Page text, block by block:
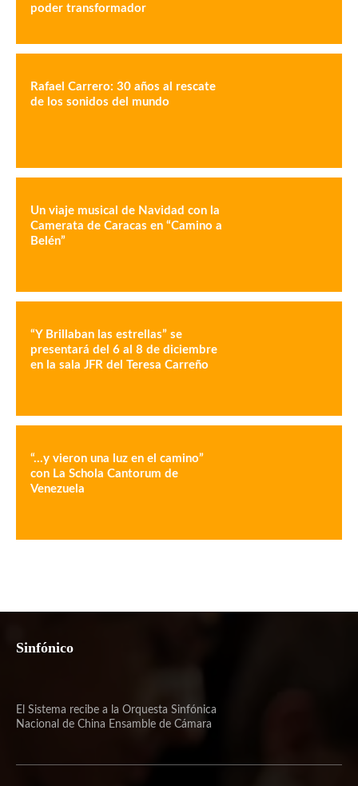
poder transformador
Rafael Carrero: 30 años al rescate
de los sonidos del mundo
Un viaje musical de Navidad con la
Camerata de Caracas en “Camino a
Belén”
“Y Brillaban las estrellas” se
presentará del 6 al 8 de diciembre
en la sala JFR del Teresa Carreño
“…y vieron una luz en el camino”
con La Schola Cantorum de
Venezuela
Sinfónico
El Sistema recibe a la Orquesta Sinfónica
Nacional de China Ensamble de Cámara